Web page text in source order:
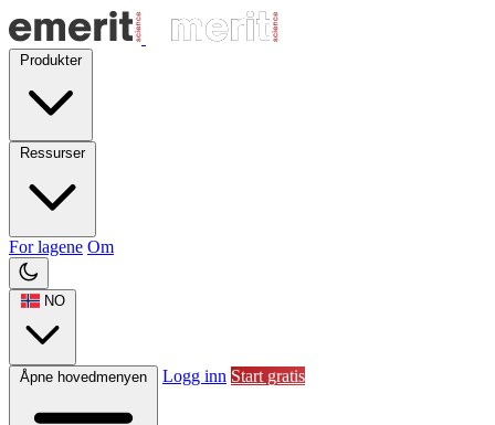
Produkter
Ressurser
For lagene Om
NO
Åpne hovedmenyen Logg inn Start gratis